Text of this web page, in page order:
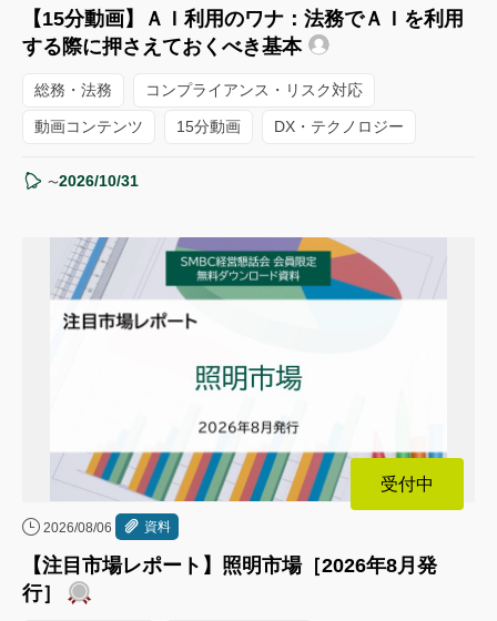
【15分動画】ＡＩ利用のワナ：法務でＡＩを利用
する際に押さえておくべき基本
総務・法務 コンプライアンス・リスク対応
動画コンテンツ 15分動画 DX・テクノロジー
〜2026/10/31
受付中
2026/08/06 資料
【注目市場レポート】照明市場［2026年8月発
行］